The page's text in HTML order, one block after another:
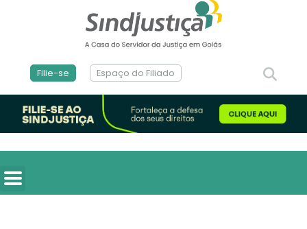
Filie-se Espaço do Filiado